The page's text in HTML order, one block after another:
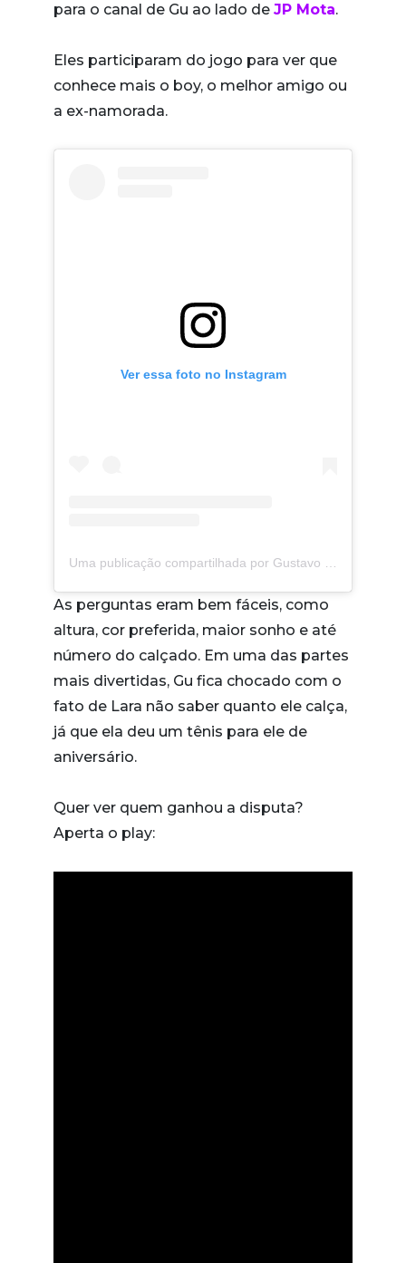
para o canal de Gu ao lado de JP Mota.
Eles participaram do jogo para ver que
conhece mais o boy, o melhor amigo ou
a ex-namorada.
Ver essa foto no Instagram
Uma publicação compartilhada por Gustavo Paz 平 (@guupaz)
As perguntas eram bem fáceis, como
altura, cor preferida, maior sonho e até
número do calçado. Em uma das partes
mais divertidas, Gu fica chocado com o
fato de Lara não saber quanto ele calça,
já que ela deu um tênis para ele de
aniversário.
Quer ver quem ganhou a disputa?
Aperta o play: